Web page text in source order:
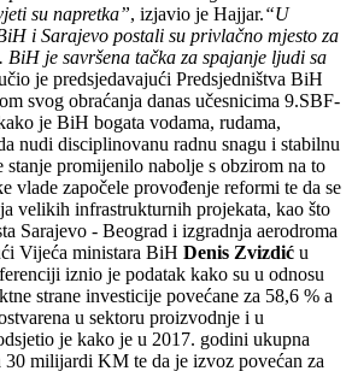
su napretka”, izjavio je Hajjar.“U
i Sarajevo postali su privlačno mjesto za
BiH je savršena tačka za spajanje ljudi sa
je predsjedavajući Predsjedništva BiH
svog obraćanja danas učesnicima 9.SBF-
je BiH bogata vodama, rudama,
nudi disciplinovanu radnu snagu i stabilnu
stanje promijenilo nabolje s obzirom na to
vlade započele provođenje reformi te da se
velikih infrastrukturnih projekata, kao što
Sarajevo - Beograd i izgradnja aerodroma
Vijeća ministara BiH Denis Zvizdić u
iznio je podatak kako su u odnosu
strane investicije povećane za 58,6 % a
u sektoru proizvodnje i u
je kako je u 2017. godini ukupna
30 milijardi KM te da je izvoz povećan za